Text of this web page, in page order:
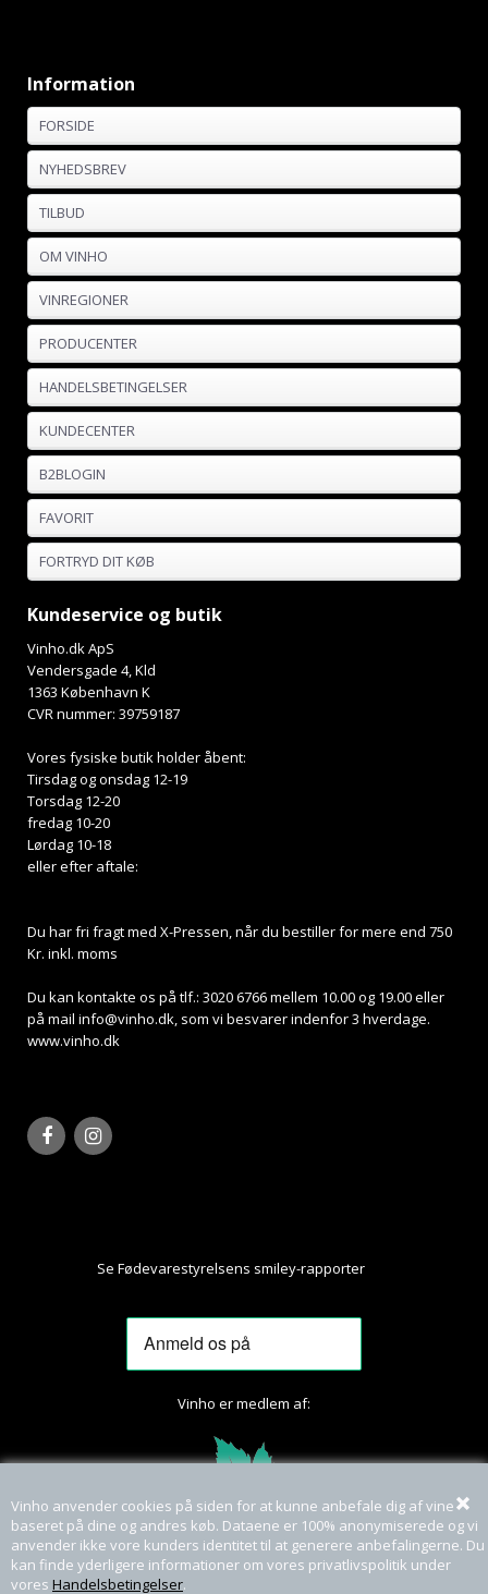
Vinho anvender cookies på siden for at kunne anbefale dig af vine
baseret på dine og andres køb. Dataene er 100% anonymiserede og vi
anvender ikke vore kunders identitet til at generere anbefalingerne. Du
kan finde yderligere informationer om vores privatlivspolitik under
vores Handelsbetingelser.
Information
FORSIDE
NYHEDSBREV
TILBUD
OM VINHO
VINREGIONER
PRODUCENTER
HANDELSBETINGELSER
KUNDECENTER
B2BLOGIN
FAVORIT
FORTRYD DIT KØB
Kundeservice og butik
Vinho.dk ApS
Vendersgade 4, Kld
1363 København K
CVR nummer: 39759187
Vores fysiske butik holder åbent:
Tirsdag og onsdag 12-19
Torsdag 12-20
fredag 10-20
Lørdag 10-18
eller efter aftale:
Du har fri fragt med X-Pressen, når du bestiller for mere end 750
Kr. inkl. moms
Du kan kontakte os på tlf.: 3020 6766 mellem 10.00 og 19.00 eller
på mailinfo@vinho.dk, som vi besvarer indenfor 3 hverdage.
www.vinho.dk
Se Fødevarestyrelsens smiley-rapporterHer
Vinho er medlem af: